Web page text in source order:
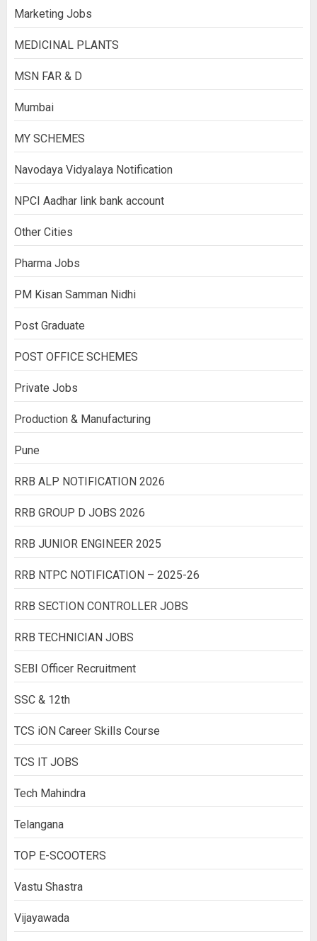
Marketing Jobs
MEDICINAL PLANTS
MSN FAR & D
Mumbai
MY SCHEMES
Navodaya Vidyalaya Notification
NPCI Aadhar link bank account
Other Cities
Pharma Jobs
PM Kisan Samman Nidhi
Post Graduate
POST OFFICE SCHEMES
Private Jobs
Production & Manufacturing
Pune
RRB ALP NOTIFICATION 2026
RRB GROUP D JOBS 2026
RRB JUNIOR ENGINEER 2025
RRB NTPC NOTIFICATION – 2025-26
RRB SECTION CONTROLLER JOBS
RRB TECHNICIAN JOBS
SEBI Officer Recruitment
SSC & 12th
TCS iON Career Skills Course
TCS IT JOBS
Tech Mahindra
Telangana
TOP E-SCOOTERS
Vastu Shastra
Vijayawada